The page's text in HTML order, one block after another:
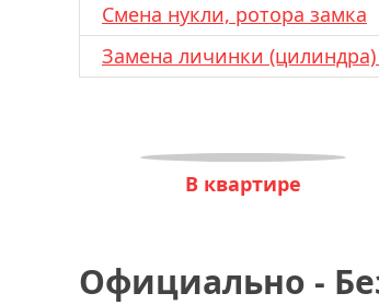
Смена нукли, ротора замка
Замена личинки (цилиндра)
В квартире
Официально -